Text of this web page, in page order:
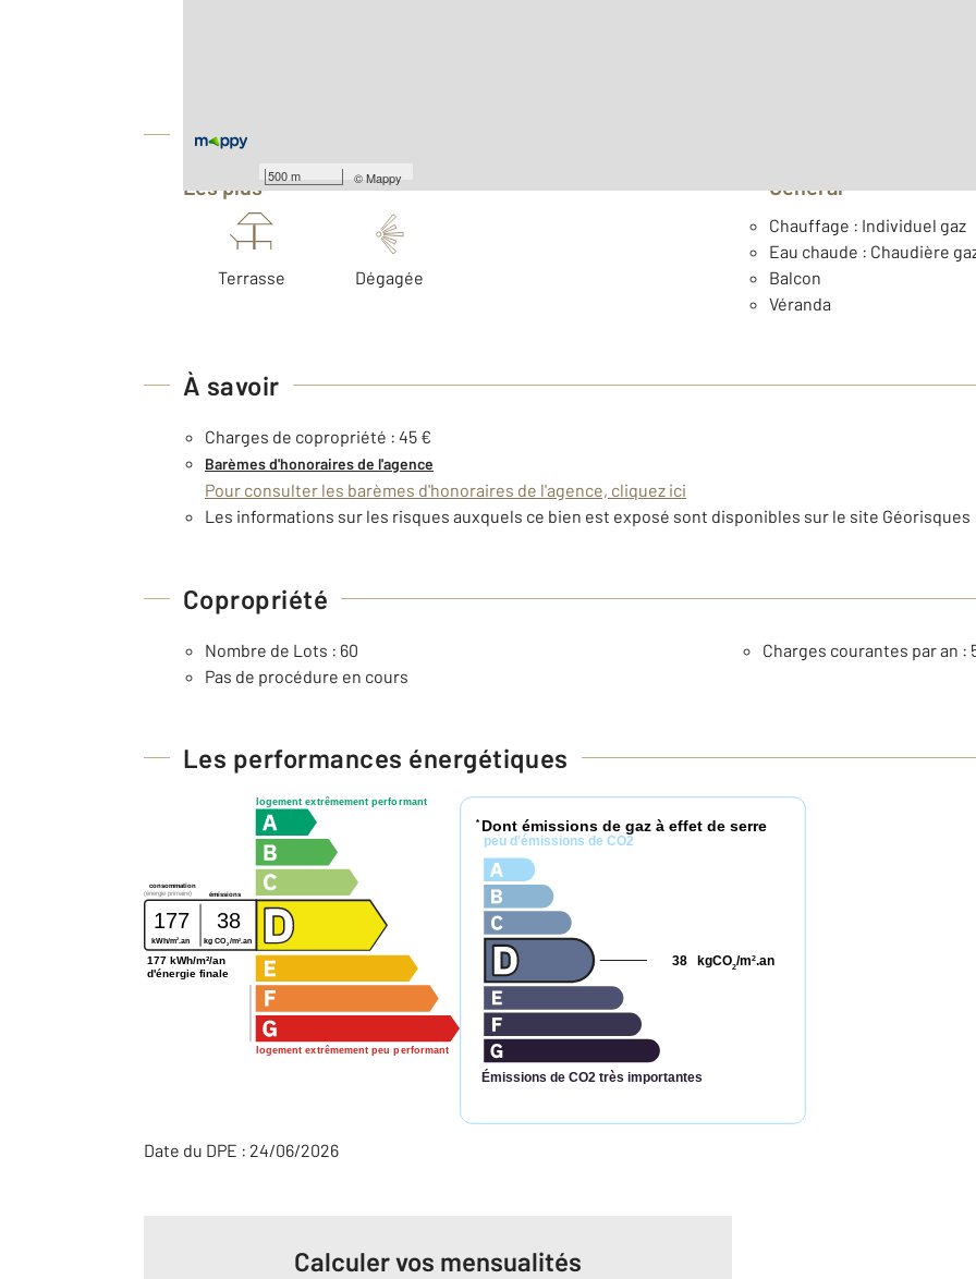
500 m ©Mappy
Équipements
Les plus
Terrasse Dégagée
Général
Chauffage : Individuel gaz
Eau chaude : Chaudière
Balcon
Véranda
À savoir
Charges de copropriété : 45 €
Barèmes d'honoraires de l'agence
Pour consulter les barèmes d'honoraires de l'agence, cliquez ici
Les informations sur les risques auxquels ce bien est exposé sont disponibles sur le site
Copropriété
Nombre de Lots : 60
Charges courantes par an :
Pas de procédure en cours
Les performances énergétiques
logement extrêmement performant
logement extrêmement peu performant
consommation
émissions
(énergie primaire)
177 38
kWh/m2 .an kg CO2 /m2 .an
177 kWh/m²/an
d'énergie finale
* Dont émissions de gaz à effet de serre
peu d'émissions de CO2
Émissions de CO2 très importantes
kgCO2/m2.an
38
Date du DPE : 24/06/2026
Calculer vos mensualités